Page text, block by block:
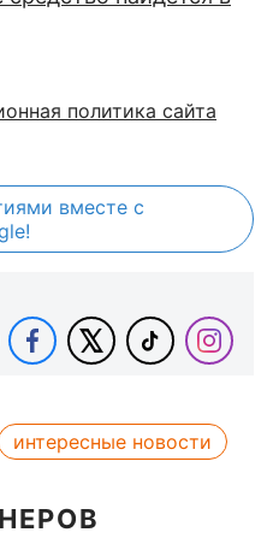
политика сайта
вместе с
интересные новости